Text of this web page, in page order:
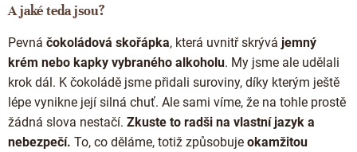
A jaké teda jsou?
Pevná čokoládová skořápka, která uvnitř skrývá jemný
krém nebo kapky vybraného alkoholu. My jsme ale udělali
krok dál. K čokoládě jsme přidali suroviny, díky kterým ještě
lépe vynikne její silná chuť. Ale sami víme, že na tohle prostě
žádná slova nestačí. Zkuste to radši na vlastní jazyk a
nebezpečí. To, co děláme, totiž způsobuje okamžitou